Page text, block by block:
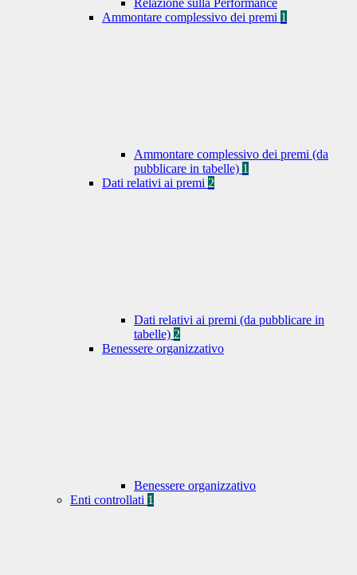
Relazione sulla Performance
Ammontare complessivo dei premi 1
Ammontare complessivo dei premi (da
pubblicare in tabelle) 1
Dati relativi ai premi 2
Dati relativi ai premi (da pubblicare in
tabelle) 2
Benessere organizzativo
Benessere organizzativo
Enti controllati 1